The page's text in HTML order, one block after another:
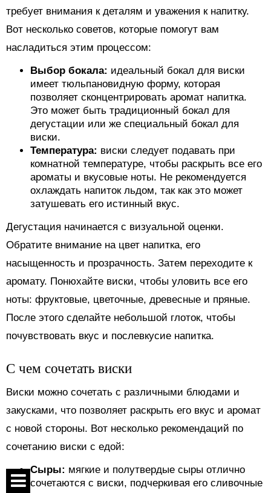
требует внимания к деталям и уважения к напитку.
Вот несколько советов, которые помогут вам
насладиться этим процессом:
Выбор бокала: идеальный бокал для виски
имеет тюльпановидную форму, которая
позволяет сконцентрировать аромат напитка.
Это может быть традиционный бокал для
дегустации или же специальный бокал для
виски.
Температура: виски следует подавать при
комнатной температуре, чтобы раскрыть все его
ароматы и вкусовые ноты. Не рекомендуется
охлаждать напиток льдом, так как это может
затушевать его истинный вкус.
Дегустация начинается с визуальной оценки.
Обратите внимание на цвет напитка, его
насыщенность и прозрачность. Затем переходите к
аромату. Понюхайте виски, чтобы уловить все его
ноты: фруктовые, цветочные, древесные и пряные.
После этого сделайте небольшой глоток, чтобы
почувствовать вкус и послевкусие напитка.
С чем сочетать виски
Виски можно сочетать с различными блюдами и
закусками, что позволяет раскрыть его вкус и аромат
с новой стороны. Вот несколько рекомендаций по
сочетанию виски с едой:
Сыры: мягкие и полутвердые сыры отлично
сочетаются с виски, подчеркивая его сливочные